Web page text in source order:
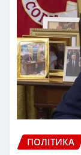
ПОЛІТИКА